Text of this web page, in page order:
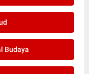
Budaya